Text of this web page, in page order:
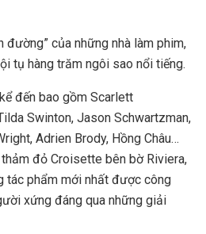
đường” của những nhà làm phim,
tụ hàng trăm ngôi sao nổi tiếng.
đến bao gồm Scarlett
Swinton, Jason Schwartzman,
Adrien Brody, Hồng Châu…
đỏ Croisette bên bờ Riviera,
tác phẩm mới nhất được công
xứng đáng qua những giải